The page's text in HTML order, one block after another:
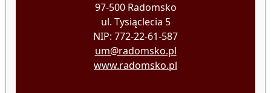
97-500 Radomsko
ul. Tysiąclecia 5
NIP: 772-22-61-587
um@radomsko.pl
www.radomsko.pl